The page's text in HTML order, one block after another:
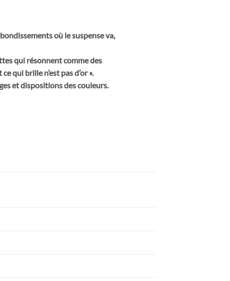
où le suspense va,
qui résonnent comme des
qui brille n’est pas d’or ».
et dispositions des couleurs.